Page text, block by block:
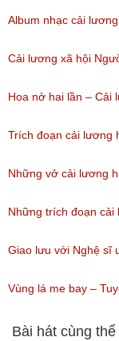
(Lượt nghe: 527)
Tâm 6
(Lượt nghe: 622)
Album nhạc cải
lương NSUT Thanh
(Lượt nghe: 606)
Cải lương xã hội
nghe: 473)
Hoa nở hai lần – Cải
Ngân, NSƯT Vũ Linh
(Lượt nghe: 191)
Trích đoạn cải lương
Long, NSUT Thanh
ngày 18/02/2017)
(Lượt nghe: 94)
Những vở cải lương
Trọng Phúc
(Lượt nghe: 217)
Những trích đoạn cải
Ngân
(Lượt nghe: 149)
Giao lưu với Nghệ sĩ
Bolero
(Lượt nghe: 80)
Vùng lá me bay –
Ngân,Thanh
Bài hát cùng thể